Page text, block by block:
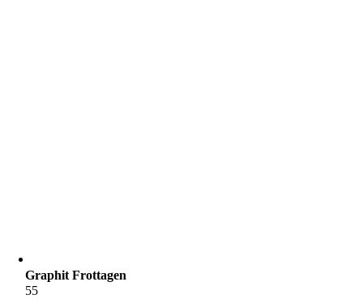
Graphit Frottagen
55